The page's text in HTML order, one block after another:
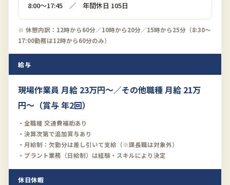
8:00〜17:45 ／ 年間休日 105日
※ 休憩内訳：12時から60分／10時から20分／15時から25分（8:30〜
17:00勤務は12時から60分のみ）
給与
現場作業員 月給 23万円〜／その他職種 月給 21万
円〜（賞与 年2回）
・全職種 交通費補助あり
・決算次第で追加賞与あり
・月給制：欠勤分は差し引いて支給（※課長職は対象外）
・プラント業務（日給制）は経験・スキルにより決定
休日休暇